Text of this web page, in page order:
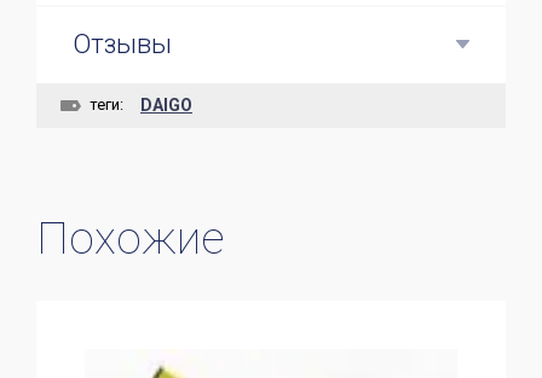
Отзывы
теги: DAIGO
Похожие